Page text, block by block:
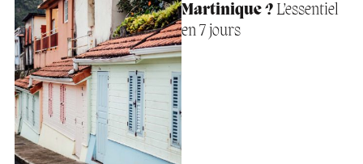
Martinique ?L’essentiel
en 7 jours